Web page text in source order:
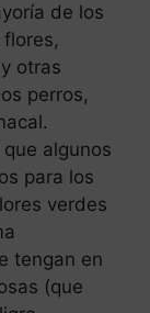
de los
otras
perros,
algunos
para los
verdes
tengan en
(que